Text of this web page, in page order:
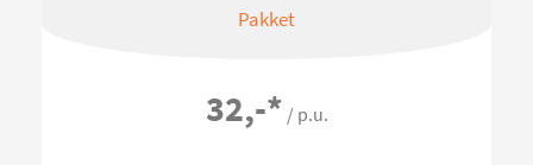
Pakket
32,-* / p.u.